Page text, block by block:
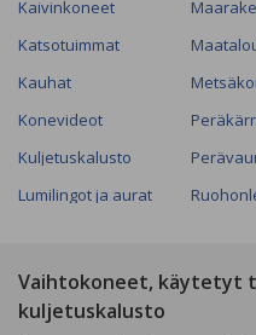
Kaivinkoneet
Katsotuimmat
Kauhat
Konevideot
Kuljetuskalusto
Lumilingot ja aurat
Vaihtokoneet, käytetyt
kuljetuskalusto